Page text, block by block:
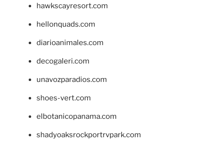
hawkscayresort.com
hellonquads.com
diarioanimales.com
decogaleri.com
unavozparadios.com
shoes-vert.com
elbotanicopanama.com
shadyoaksrockportrvpark.com